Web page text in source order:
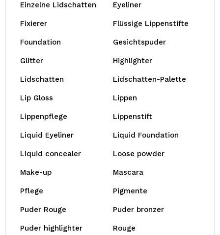
Einzelne Lidschatten Eyeliner
Fixierer Flüssige Lippenstifte
Foundation Gesichtspuder
Glitter Highlighter
Lidschatten Lidschatten-Palette
Lip Gloss Lippen
Lippenpflege Lippenstift
Liquid Eyeliner Liquid Foundation
Liquid concealer Loose powder
Make-up Mascara
Pflege Pigmente
Puder Rouge Puder bronzer
Puder highlighter Rouge